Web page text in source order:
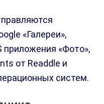
«Галереи»,
приложения «Фото»,
от Readdle и
систем.